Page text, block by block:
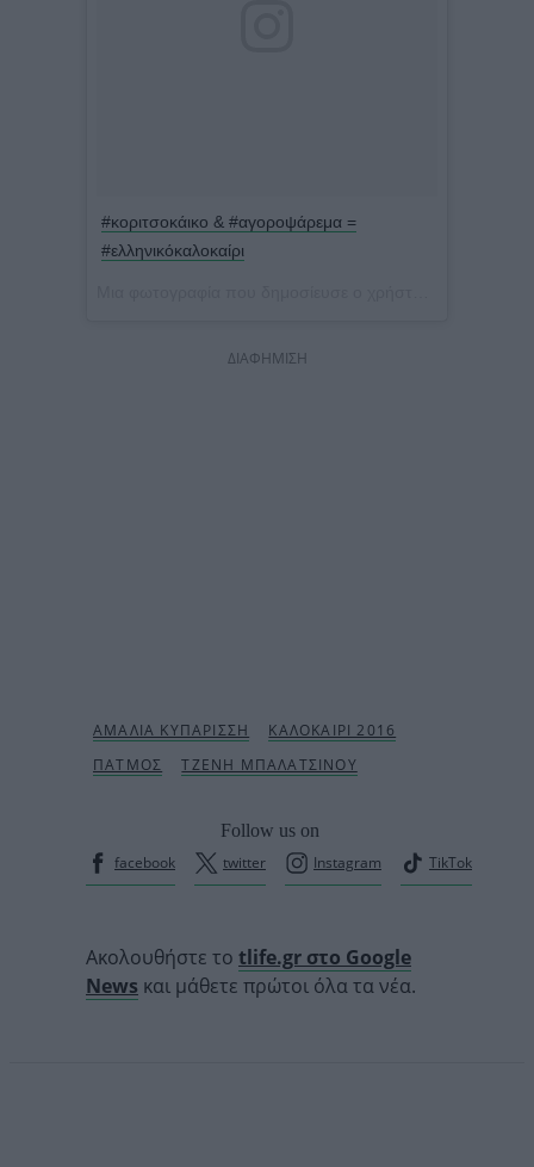
#κοριτσοκάικο & #αγοροψάρεμα =
#ελληνικόκαλοκαίρι
ΔΙΑΦΗΜΙΣΗ
Follow us on
facebook
twitter Instagram TikTok
Ακολουθήστε το tlife.gr στο Google
News και μάθετε πρώτοι όλα τα νέα.